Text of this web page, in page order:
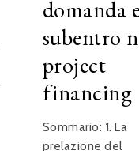
domanda
subentro
project
financing
Sommario: 1. La
prelazione del